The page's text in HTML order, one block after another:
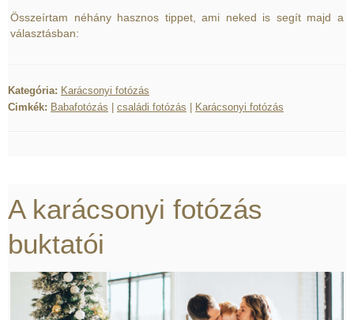
Összeírtam néhány hasznos tippet, ami neked is segít majd a
választásban:
Kategória: Karácsonyi fotózás
Cimkék: Babafotózás családi fotózás Karácsonyi fotózás
A karácsonyi fotózás
buktatói